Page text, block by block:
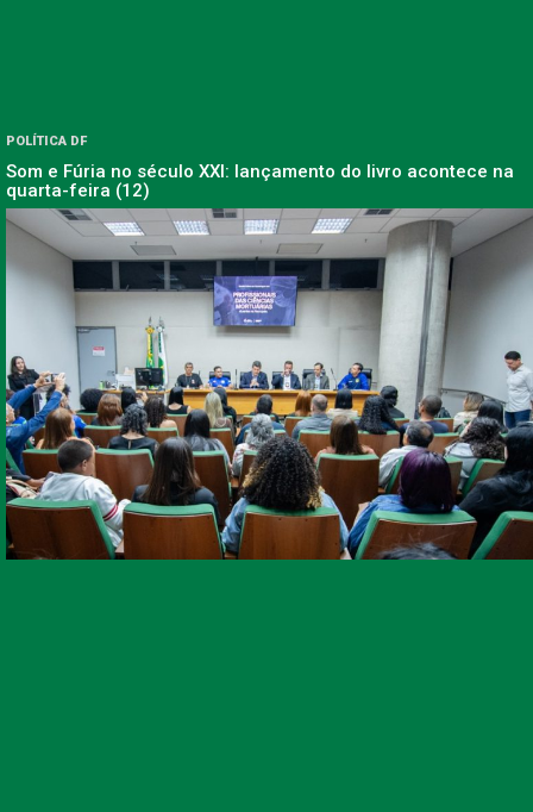
POLÍTICA DF
Som e Fúria no século XXI: lançamento do livro acontece na
quarta-feira (12)